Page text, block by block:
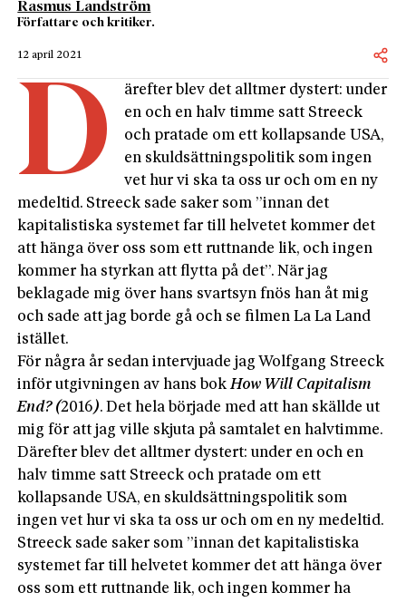
Rasmus Landström
Författare och kritiker.
12 april 2021
D
ärefter blev det alltmer dystert: under
en och en halv timme satt Streeck
och pratade om ett kollapsande USA,
en skuldsättningspolitik som ingen
vet hur vi ska ta oss ur och om en ny
medeltid. Streeck sade saker som ”innan det
kapitalistiska systemet far till helvetet kommer det
att hänga över oss som ett ruttnande lik, och ingen
kommer ha styrkan att flytta på det”. När jag
beklagade mig över hans svartsyn fnös han åt mig
och sade att jag borde gå och se filmen La La Land
istället.
För några år sedan intervjuade jag Wolfgang Streeck
inför utgivningen av hans bokHow Will Capitalism
End? (2016). Det hela började med att han skällde ut
mig för att jag ville skjuta på samtalet en halvtimme.
Därefter blev det alltmer dystert: under en och en
halv timme satt Streeck och pratade om ett
kollapsande USA, en skuldsättningspolitik som
ingen vet hur vi ska ta oss ur och om en ny medeltid.
Streeck sade saker som ”innan det kapitalistiska
systemet far till helvetet kommer det att hänga över
oss som ett ruttnande lik, och ingen kommer ha